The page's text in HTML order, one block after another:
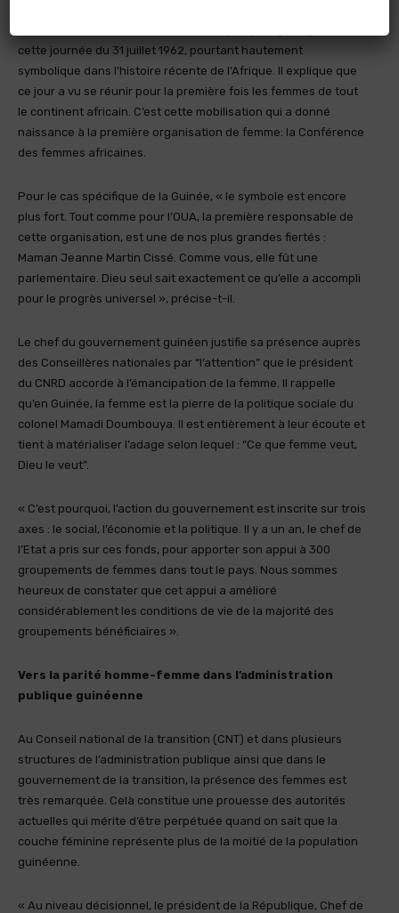
cette journée du 31 juillet 1962, pourtant hautement
symbolique dans l’histoire récente de l’Afrique. Il explique que
ce jour a vu se réunir pour la première fois les femmes de tout
le continent africain. C’est cette mobilisation qui a donné
naissance à la première organisation de femme: la Conférence
des femmes africaines.
Pour le cas spécifique de la Guinée, « le symbole est encore
plus fort. Tout comme pour l’OUA, la première responsable de
cette organisation, est une de nos plus grandes fiertés :
Maman Jeanne Martin Cissé. Comme vous, elle fût une
parlementaire. Dieu seul sait exactement ce qu’elle a accompli
pour le progrès universel », précise-t-il.
Le chef du gouvernement guinéen justifie sa présence auprès
des Conseillères nationales par “l’attention” que le président
du CNRD accorde à l’émancipation de la femme. Il rappelle
qu’en Guinée, la femme est la pierre de la politique sociale du
colonel Mamadi Doumbouya. Il est entièrement à leur écoute et
tient à matérialiser l’adage selon lequel : “Ce que femme veut,
Dieu le veut”.
« C’est pourquoi, l’action du gouvernement est inscrite sur trois
axes : le social, l’économie et la politique. Il y a un an, le chef de
l’Etat a pris sur ces fonds, pour apporter son appui à 300
groupements de femmes dans tout le pays. Nous sommes
heureux de constater que cet appui a amélioré
considérablement les conditions de vie de la majorité des
groupements bénéficiaires ».
Vers la parité homme-femme dans l’administration
publique guinéenne
Au Conseil national de la transition (CNT) et dans plusieurs
structures de l’administration publique ainsi que dans le
gouvernement de la transition, la présence des femmes est
très remarquée. Celà constitue une prouesse des autorités
actuelles qui mérite d’être perpétuée quand on sait que la
couche féminine représente plus de la moitié de la population
guinéenne.
« Au niveau décisionnel, le président de la République, Chef de